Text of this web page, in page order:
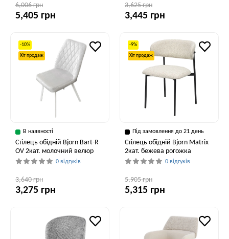
6,006 грн
5,405 грн
3,625 грн
3,445 грн
-10%
Хіт продаж
В наявності
Стілець обідній Bjorn Bart-R
OV 2кат. молочний велюр
0 відгуків
3,640 грн
3,275 грн
-9%
Хіт продаж
Під замовлення до 21 день
Стілець обідній Bjorn Matrix
2кат. бежева рогожка
0 відгуків
5,905 грн
5,315 грн